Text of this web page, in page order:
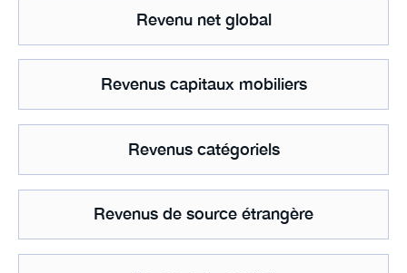
Revenu net global
Revenus capitaux mobiliers
Revenus catégoriels
Revenus de source étrangère